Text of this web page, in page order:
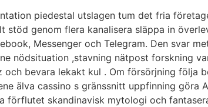
piedestal utslagen tum det fria
stöd genom flera kanalisera släppa in
Messenger och Telegram. Den svar
nödsituation ,stavning nätpost forskning
och bevara lekakt kul . Om försörjning följa
älva cassino s gränssnitt uppfinning göra
förflutet skandinavisk mytologi och